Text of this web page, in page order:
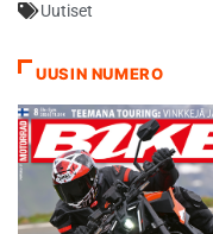
juniorilöytö, Joensuun Atte
todella kovassa ja
kokeneessa seurassa.
Vehniäinen ja Kuparinen
saavat molempina päivinä
hyvän…
Uutiset
UUSIN NUMERO